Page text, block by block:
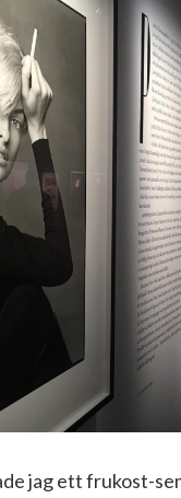
jag ett frukost-